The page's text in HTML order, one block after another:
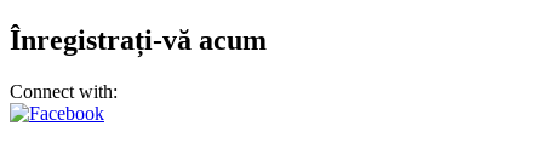
Înregistrați-vă acum
Connect with: